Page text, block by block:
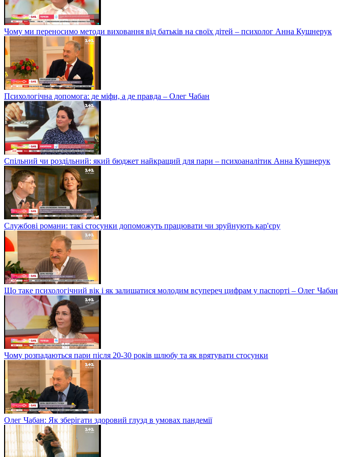
Чому ми переносимо методи виховання від батьків на своїх дітей – психолог Анна Кушнерук
Психологічна допомога: де міфи, а де правда – Олег Чабан
Спільний чи роздільний: який бюджет найкращий для пари – психоаналітик Анна Кушнерук
Службові романи: такі стосунки допоможуть працювати чи зруйнують кар'єру
Що таке психологічний вік і як залишатися молодим всупереч цифрам у паспорті – Олег Чабан
Чому розпадаються пари після 20-30 років шлюбу та як врятувати стосунки
Олег Чабан: Як зберігати здоровий глузд в умовах пандемії